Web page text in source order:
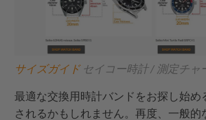
サイズガイドセイコー時計 / 測定チャ
最適な交換用時計バンドをお探し始め
されるかもしれません。再度、一般的